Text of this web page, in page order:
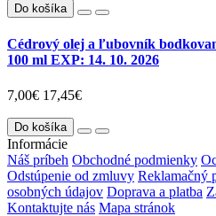
Do košíka
Cédrový olej a ľubovník
100 ml EXP: 14. 10. 2026
7,00€ 17,45€
Do košíka
Informácie
Náš príbeh Obchodné podmienky
Odstúpenie od zmluvy Reklamačný
osobných údajov Doprava a platba
Kontaktujte nás Mapa stránok